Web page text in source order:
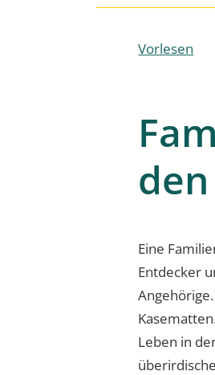
Vorlesen
Eine
Entdecker
Leben in